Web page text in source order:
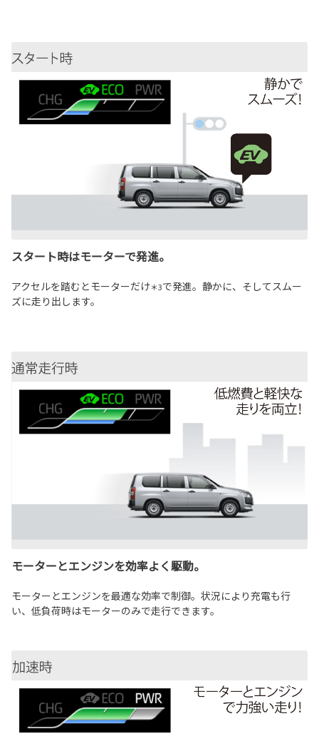
スタート時はモーターで発進。
アクセルを踏むとモーターだけ＊3で発進。静かに、そしてスムー
ズに走り出します。
モーターとエンジンを効率よく駆動。
モーターとエンジンを最適な効率で制御。状況により充電も行
い、低負荷時はモーターのみで走行できます。